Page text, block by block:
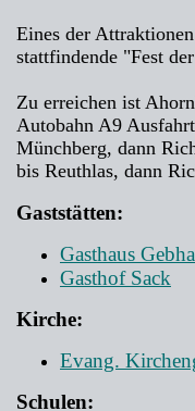
Eines der
stattfindende "Fest
Zu erreichen ist
Autobahn A9
Münchberg, dann
bis Reuthlas, dann
Gaststätten:
Gasthaus
Gasthof Sack
Kirche:
Evang.
Schulen: